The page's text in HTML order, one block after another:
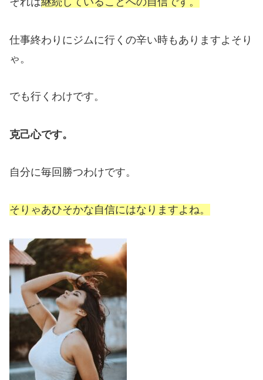
仕事終わりにジムに行くの辛い時もありますよそり
ゃ。
でも行くわけです。
克己心です。
自分に毎回勝つわけです。
そりゃあひそかな自信にはなりますよね。